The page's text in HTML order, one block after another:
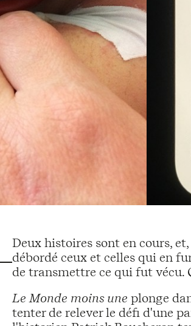
Deux histoires sont en cours,
débordé ceux et celles qui en
de transmettre ce qui fut vécu.
Le Monde moins une plonge
tenter de relever le défi d'une